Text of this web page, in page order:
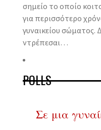
σημείο το οποίο
για περισσότερο
γυναικείου σώματος.
ντρέπεσαι…
POLLS
Σε μια